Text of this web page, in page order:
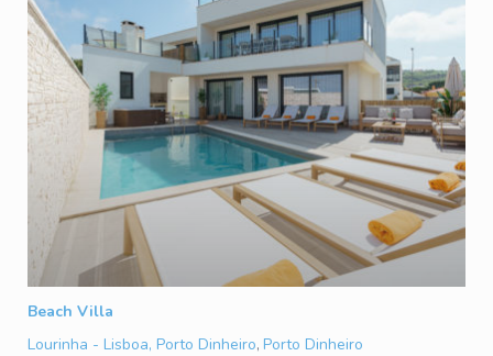
Beach Villa
Lourinha - Lisboa, Porto Dinheiro, Porto Dinheiro